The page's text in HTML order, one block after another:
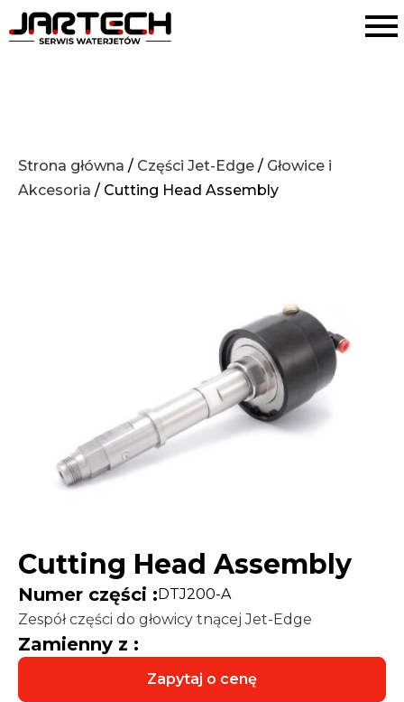
Strona główna / Części Jet-Edge / Głowice i
Akcesoria / Cutting Head Assembly
Cutting Head Assembly
Numer części :DTJ200-A
Zespół części do głowicy tnącej Jet-Edge
Zamienny z :
Zapytaj o cenę